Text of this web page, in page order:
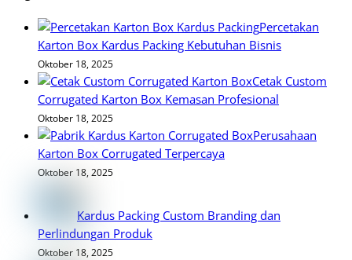
Percetakan
Karton Box Kardus Packing Kebutuhan Bisnis
Oktober 18, 2025
Cetak Custom
Corrugated Karton Box Kemasan Profesional
Oktober 18, 2025
Perusahaan
Karton Box Corrugated Terpercaya
Oktober 18, 2025
Kardus Packing Custom Branding dan
Perlindungan Produk
Oktober 18, 2025